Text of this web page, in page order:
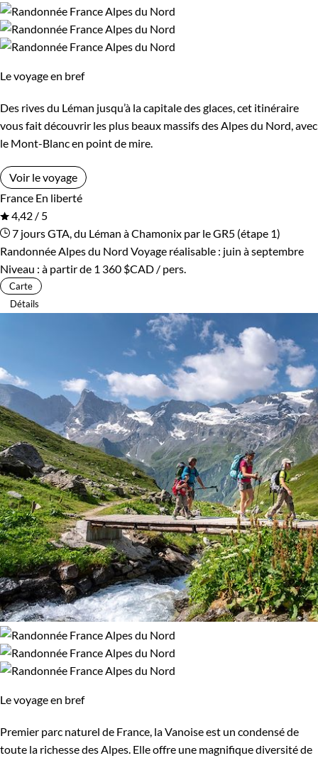
Le voyage en bref
Des rives du Léman jusqu’à la capitale des glaces, cet itinéraire
vous fait découvrir les plus beaux massifs des Alpes du Nord, avec
le Mont-Blanc en point de mire.
Voir le voyage
France En liberté
4,42 / 5
7 joursGTA, du Léman à Chamonix par le GR5 (étape 1)
Randonnée Alpes du Nord Voyage réalisable : juin à septembre
Niveau : à partir de 1 360 $CAD / pers.
Carte
Détails
Le voyage en bref
Premier parc naturel de France, la Vanoise est un condensé de
toute la richesse des Alpes. Elle offre une magnifique diversité de